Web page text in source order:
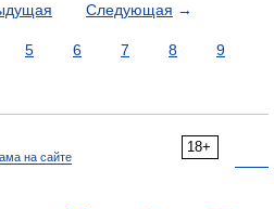
Следующая →
5 6 7 8
9
18+
на сайте